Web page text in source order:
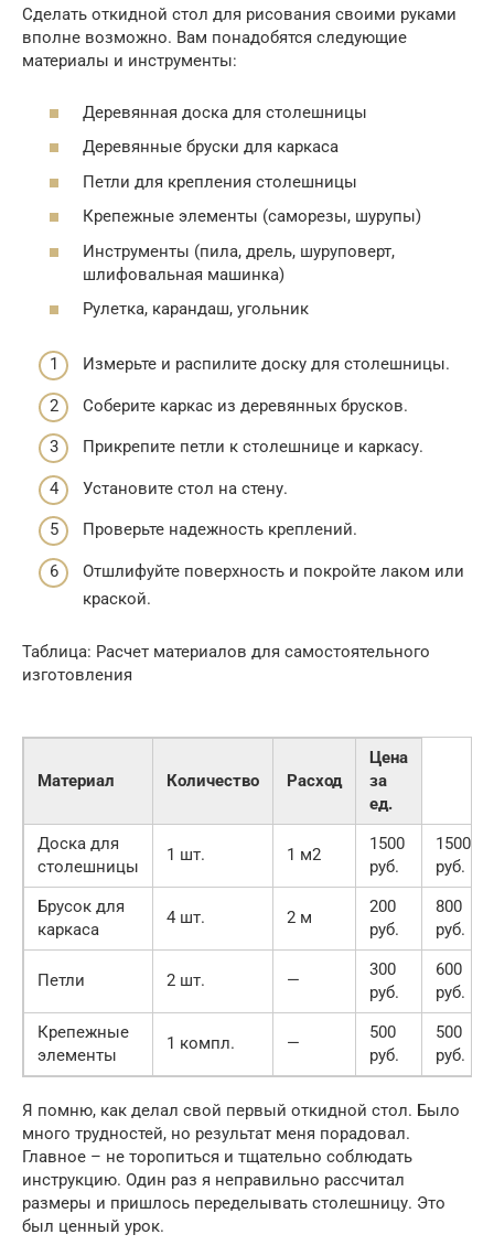
Сделать откидной стол для рисования своими руками
вполне возможно. Вам понадобятся следующие
материалы и инструменты:
Деревянная доска для столешницы
Деревянные бруски для каркаса
Петли для крепления столешницы
Крепежные элементы (саморезы, шурупы)
Инструменты (пила, дрель, шуруповерт,
шлифовальная машинка)
Рулетка, карандаш, угольник
Измерьте и распилите доску для столешницы.
Соберите каркас из деревянных брусков.
Прикрепите петли к столешнице и каркасу.
Установите стол на стену.
Проверьте надежность креплений.
Отшлифуйте поверхность и покройте лаком или
краской.
Таблица: Расчет материалов для самостоятельного
изготовления
Материал Количество Расход
Цена
за
ед.
Доска для
столешницы
1 шт. 1 м2
1500
руб.
1500
руб.
Брусок для
каркаса
4 шт. 2 м
200
руб.
800
руб.
Петли 2 шт. —
300
руб.
600
руб.
Крепежные
элементы
1 компл. —
500
руб.
500
руб.
Я помню, как делал свой первый откидной стол. Было
много трудностей, но результат меня порадовал.
Главное – не торопиться и тщательно соблюдать
инструкцию. Один раз я неправильно рассчитал
размеры и пришлось переделывать столешницу. Это
был ценный урок.